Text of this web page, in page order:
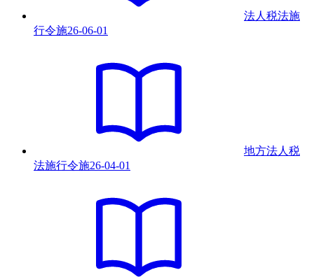
法人税法施
行令施26-06-01
地方法人税
法施行令施26-04-01